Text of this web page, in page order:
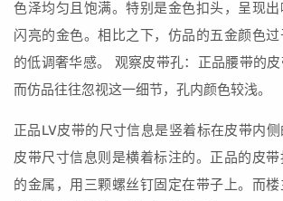
色泽均匀且饱满。特别是金色扣头，呈现
闪亮的金色。相比之下，仿品的五金颜色
的低调奢华感。 观察皮带孔：正品腰带的皮
而仿品往往忽视这一细节，孔内颜色较浅。
正品LV皮带的尺寸信息是竖着标在皮带内
皮带尺寸信息则是横着标注的。正品的皮
的金属，用三颗螺丝钉固定在带子上。而